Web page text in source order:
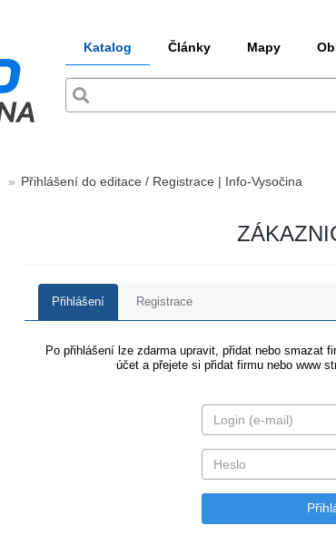
Katalog Články Mapy
Přihlášení do editace / Registrace | Info-Vysočina
Přihlášení Registrace
Po přihlášení lze zdarma upravit, přidat nebo smazat
účet a přejete si přidat firmu nebo www